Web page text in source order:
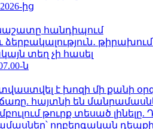
ից
հանդիպում
տեղ չի հասել
ն
է խոզի մի քանի
հայտնի են
թուրք տեսած լինելը.
ողբերգական